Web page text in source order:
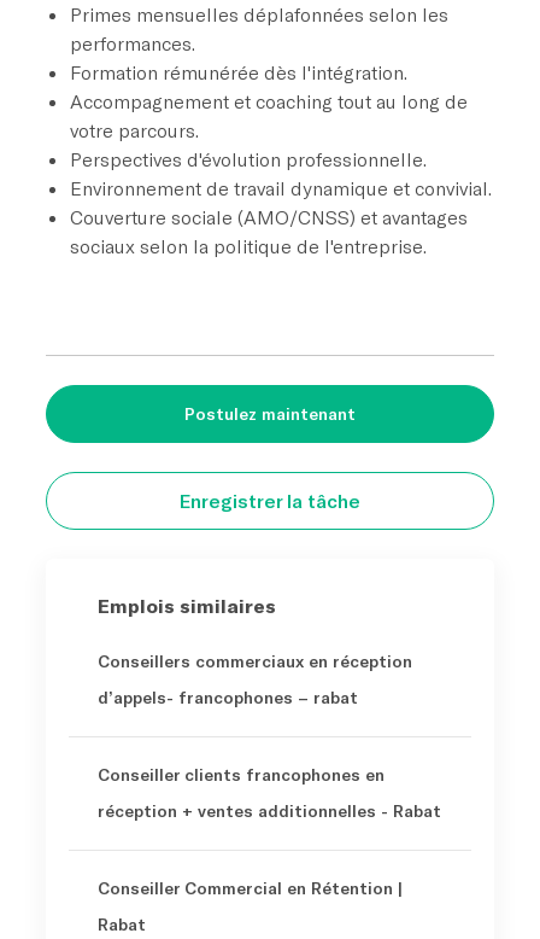
Primes mensuelles déplafonnées selon les
performances.
Formation rémunérée dès l'intégration.
Accompagnement et coaching tout au long de
votre parcours.
Perspectives d'évolution professionnelle.
Environnement de travail dynamique et convivial.
Couverture sociale (AMO/CNSS) et avantages
sociaux selon la politique de l'entreprise.
Postulez maintenant
Enregistrer la tâche
Emplois similaires
Conseillers commerciaux en réception
d’appels- francophones – rabat
Conseiller clients francophones en
réception + ventes additionnelles - Rabat
Conseiller Commercial en Rétention |
Rabat